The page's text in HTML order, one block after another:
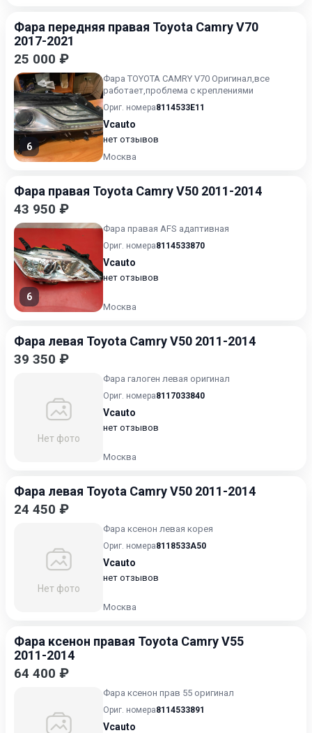
Фара передняя правая Toyota Camry V70
2017-2021
25 000 ₽
6
Фара TOYOTA CAMRY V70 Оригинал,все
работает,проблема с креплениями
Ориг. номера8114533E11
Vcauto
нет отзывов
Москва
Фара правая Toyota Camry V50 2011-2014
43 950 ₽
6
Фара правая AFS адаптивная
Ориг. номера8114533870
Vcauto
нет отзывов
Москва
Фара левая Toyota Camry V50 2011-2014
39 350 ₽
Нет фото
Фара галоген левая оригинал
Ориг. номера8117033840
Vcauto
нет отзывов
Москва
Фара левая Toyota Camry V50 2011-2014
24 450 ₽
Нет фото
Фара ксенон левая корея
Ориг. номера8118533A50
Vcauto
нет отзывов
Москва
Фара ксенон правая Toyota Camry V55
2011-2014
64 400 ₽
Фара ксенон прав 55 оригинал
Ориг. номера8114533891
Vcauto